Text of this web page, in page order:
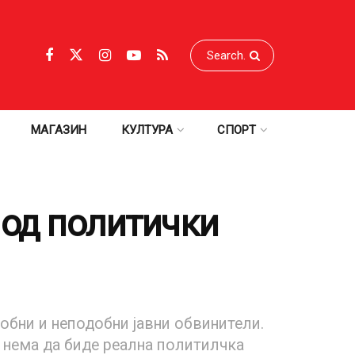
МАГАЗИН КУЛТУРА СПОРТ
политички
и неподобни јавни обвинители.
да биде реална политилчка